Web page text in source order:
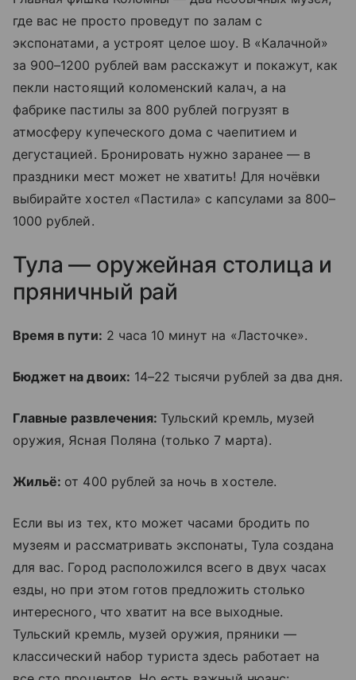
где вас не просто проведут по залам с
экспонатами, а устроят целое шоу. В «Калачной»
за 900–1200 рублей вам расскажут и покажут, как
пекли настоящий коломенский калач, а на
фабрике пастилы за 800 рублей погрузят в
атмосферу купеческого дома с чаепитием и
дегустацией. Бронировать нужно заранее — в
праздники мест может не хватить! Для ночёвки
выбирайте хостел «Пастила» с капсулами за 800–
1000 рублей.
Тула — оружейная столица и
пряничный рай
Время в пути: 2 часа 10 минут на «Ласточке».
Бюджет на двоих: 14–22 тысячи рублей за два дня.
Главные развлечения: Тульский кремль, музей
оружия, Ясная Поляна (только 7 марта).
Жильё: от 400 рублей за ночь в хостеле.
Если вы из тех, кто может часами бродить по
музеям и рассматривать экспонаты, Тула создана
для вас. Город расположился всего в двух часах
езды, но при этом готов предложить столько
интересного, что хватит на все выходные.
Тульский кремль, музей оружия, пряники —
классический набор туриста здесь работает на